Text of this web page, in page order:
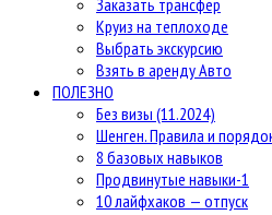
Круиз на теплоходе
Выбрать экскурсию
Взять в аренду Авто
ПОЛЕЗНО
Без визы (11.2024)
Шенген. Правила и
8 базовых навыков
Продвинутые навыки-1
10 лайфхаков — отпуск